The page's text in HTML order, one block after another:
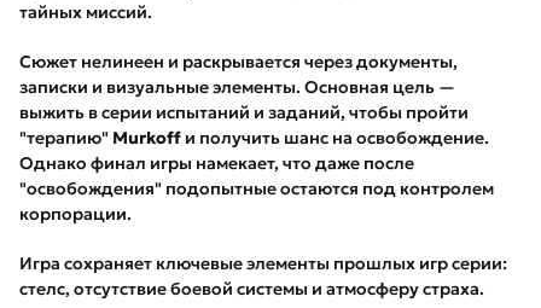
тайных миссий.
Сюжет нелинеен и раскрывается через документы,
записки и визуальные элементы. Основная цель —
выжить в серии испытаний и заданий, чтобы пройти
"терапию" Murkoff и получить шанс на освобождение.
Однако финал игры намекает, что даже после
"освобождения" подопытные остаются под контролем
корпорации.
Игра сохраняет ключевые элементы прошлых игр серии:
стелс, отсутствие боевой системы и атмосферу страха.